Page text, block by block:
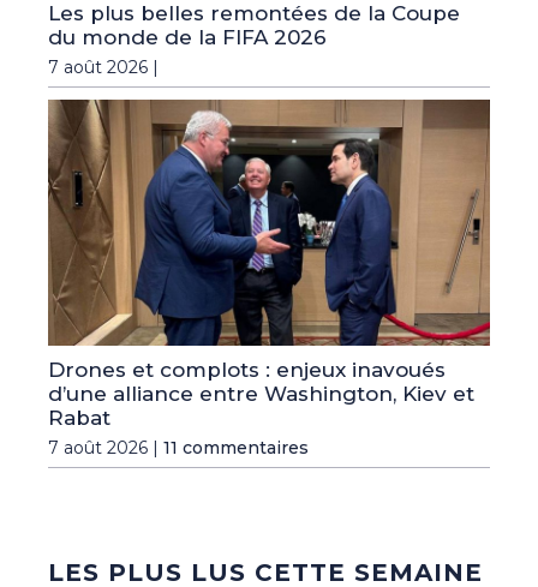
Les plus belles remontées de la Coupe
du monde de la FIFA 2026
7 août 2026 |
Drones et complots : enjeux inavoués
d’une alliance entre Washington, Kiev et
Rabat
7 août 2026 | 11 commentaires
LES PLUS LUS CETTE SEMAINE